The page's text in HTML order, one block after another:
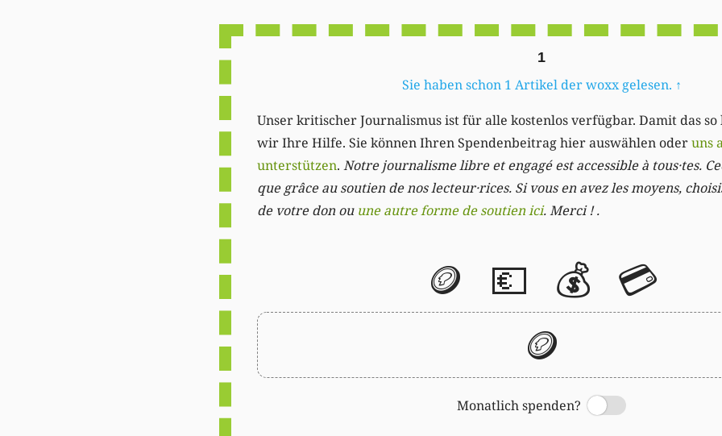
1
Sie haben schon 1 Artikel der woxx gelesen. ↑
Unser kritischer Journalismus ist für alle kostenlos verfügbar. Damit das
wir Ihre Hilfe. Sie können Ihren Spendenbeitrag hier auswählen oderuns
unterstützen. Notre journalisme libre et engagé est accessible à tous·tes.
que grâce au soutien de nos lecteur·rices. Si vous en avez les moyens,
de votre don ou une autre forme de soutien ici. Merci ! .
🪙 💶 💰 💳
🪙
Monatlich spenden?
Switch